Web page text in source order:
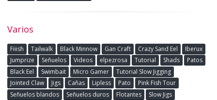
Varios
Fiiish Tailwalk Black Minnow Gan Craft Crazy Sand Eel
Iberux
Jumprize
Señuelos Videos elpezrosa Tutorial Shads
Patos
Black Eel
Swimbait Micro Gamer
Tutorial Slow Jigging
Jointed Claw
Jigs Cañas Lipless Pato
Pink Fish Tour
Señuelos blandos
Señuelos duros Flotantes
Slow Jigs